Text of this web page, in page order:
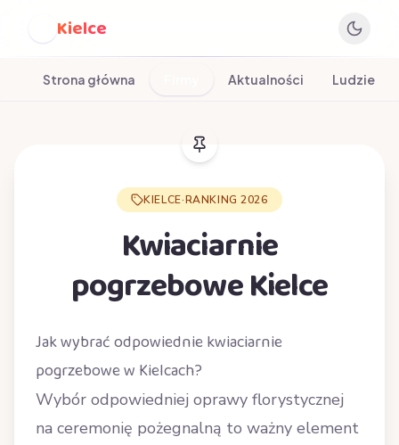
Kielce
Strona główna Aktualności Ludzie
KIELCE·RANKING 2026
Kwiaciarnie
pogrzebowe Kielce
Jak wybrać odpowiednie kwiaciarnie
pogrzebowe w Kielcach?
Wybór odpowiedniej oprawy florystycznej
na ceremonię pożegnalną to ważny element